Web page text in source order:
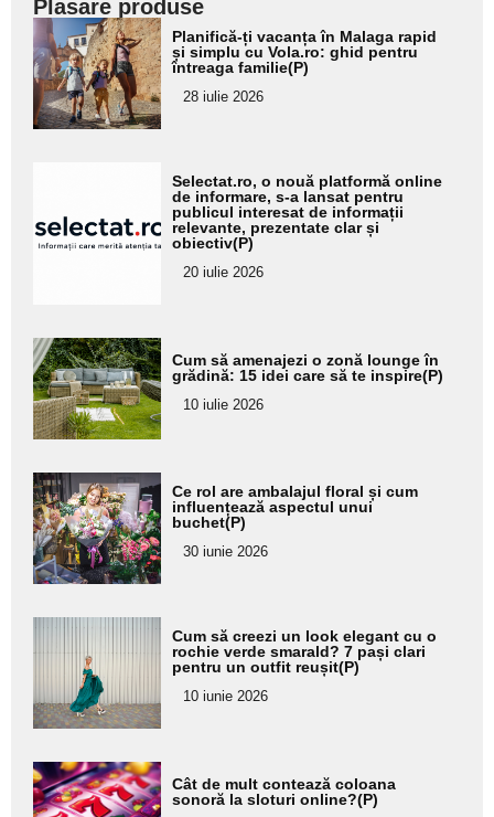
Plasare produse
Adaugă
aici textul
pentru
subtitlu
Planifică-ți vacanța în Malaga rapid
și simplu cu Vola.ro: ghid pentru
întreaga familie(P)
28 iulie 2026
pentru
subtitlu
Selectat.ro, o nouă platformă online
de informare, s-a lansat pentru
publicul interesat de informații
relevante, prezentate clar și
obiectiv(P)
20 iulie 2026
Adaugă
aici textul
pentru
subtitlu
Cum să amenajezi o zonă lounge în
grădină: 15 idei care să te inspire(P)
10 iulie 2026
Adaugă
aici textul
pentru
subtitlu
Ce rol are ambalajul floral și cum
influențează aspectul unui
buchet(P)
30 iunie 2026
Adaugă
aici textul
pentru
subtitlu
Cum să creezi un look elegant cu o
rochie verde smarald? 7 pași clari
pentru un outfit reușit(P)
10 iunie 2026
Adaugă
aici textul
Cât de mult contează coloana
sonoră la sloturi online?(P)